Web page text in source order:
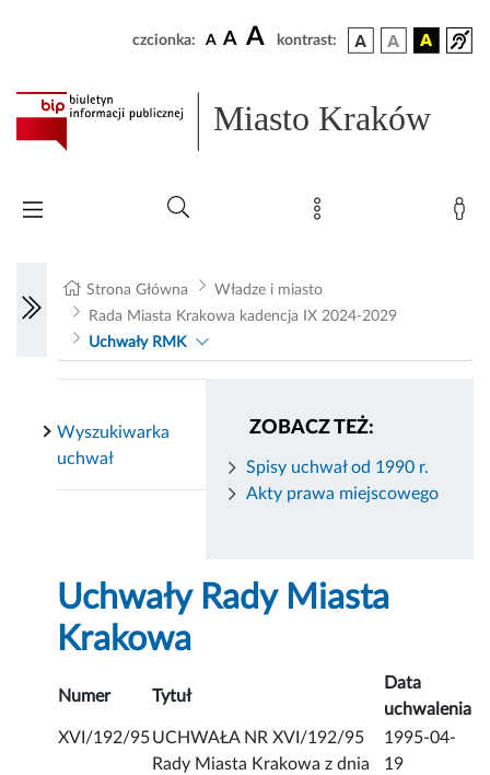
czcionka: A A A kontrast:
Miasto Kraków
Strona Główna
Władze i miasto
Rada Miasta Krakowa kadencja IX 2024-2029
Uchwały RMK
ZOBACZ TEŻ:
Spisy uchwał od 1990 r.
Akty prawa miejscowego
Wyszukiwarka
uchwał
Uchwały Rady Miasta
Krakowa
Numer Tytuł
Data
uchwalenia
XVI/192/95UCHWAŁA NR XVI/192/95
Rady Miasta Krakowa z dnia
1995-04-
19